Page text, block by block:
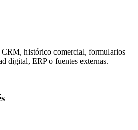
histórico comercial, formularios
digital, ERP o fuentes externas.